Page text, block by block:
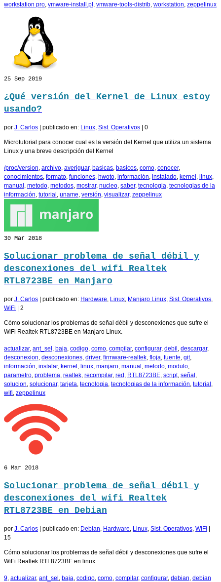
workstation pro, vmware-install.pl , vmware-tools-distrib, workstation, zeppelinux
25 Sep 2019
¿Qué versión del Kernel de Linux estoy
usando?
por J. Carlos publicado en: Linux, Sist. Operativos 0
Microtutorial para conocer cual es la versión del Kernel que utiliza un sistema
Linux y una breve descripción del Kernel
/proc/version, archivo, averiguar, basicas, basicos, como, conocer,
conocimientos, formato, funciones, hwoto, información, instalado, kernel , linux,
manual , metodo, metodos, mostrar, nucleo, saber, tecnologia, tecnologias de la
información, tutorial , uname, versión, visualizar, zeppelinux
30 Mar 2018
Solucionar problema de señal débil y
desconexiones del wifi Realtek
RTL8723BE en Manjaro
por J. Carlos publicado en: Hardware, Linux, Manjaro Linux, Sist. Operativos,
WiFi
2
Cómo solucionar los problemas de señal débil y desconexiones que sufre el
WiFi Realtek RTL8723BE en Manjaro Linux.
actualizar, ant_sel , baja, codigo, como, compilar, configurar, debil , descargar,
desconexion, desconexiones, driver, firmware-realtek, floja, fuente, git,
información, instalar, kernel , linux, manjaro, manual , metodo, modulo,
parametro, problema, realtek, recompilar, red , RTL8723BE, script, señal ,
solucion, solucionar, tarjeta, tecnologia, tecnologias de la información, tutorial ,
wifi, zeppelinux
6 Mar 2018
Solucionar problema de señal débil y
desconexiones del wifi Realtek
RTL8723BE en Debian
por J. Carlos publicado en: Debian, Hardware, Linux, Sist. Operativos, WiFi
15
Cómo solucionar los problemas de señal débil y desconexiones que sufre el
WiFi Realtek RTL8723BE en linux.
9, actualizar, ant_sel , baja, codigo, como, compilar, configurar, debian, debian